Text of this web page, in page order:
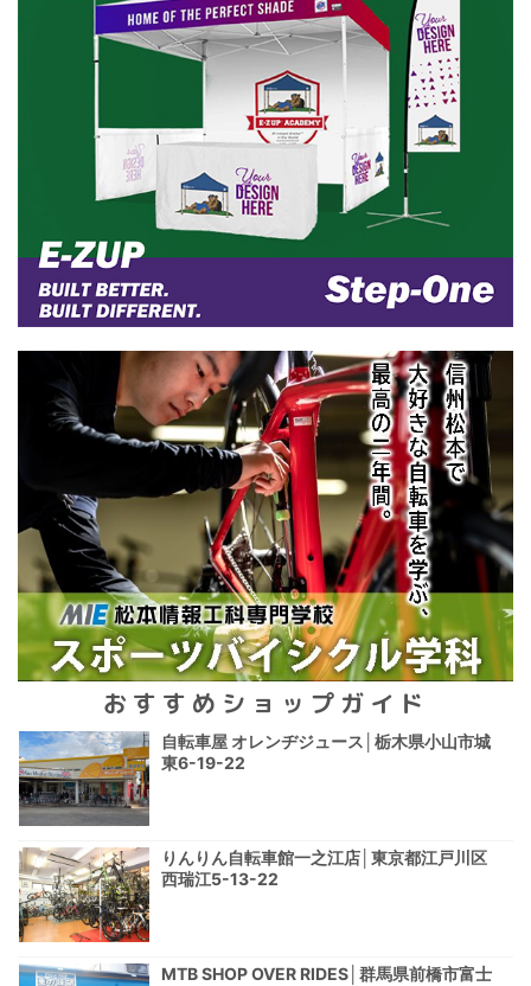
おすすめショップガイド
自転車屋 オレンヂジュース│栃木県小山市城
東6-19-22
りんりん自転車館一之江店│東京都江戸川区
西瑞江5-13-22
MTB SHOP OVER RIDES│群馬県前橋市富士